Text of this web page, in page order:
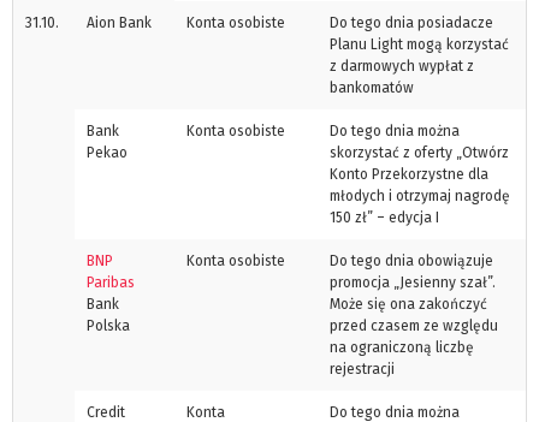
31.10. Aion Bank Konta osobiste
Do tego dnia posiadacze
Planu Light mogą korzystać
z darmowych wypłat z
bankomatów
Bank
Pekao
Konta osobiste
Do tego dnia można
skorzystać z oferty „Otwórz
Konto Przekorzystne dla
młodych i otrzymaj nagrodę
150 zł” – edycja I
BNP
Paribas
Bank
Polska
Konta osobiste
Do tego dnia obowiązuje
promocja „Jesienny szał”.
Może się ona zakończyć
przed czasem ze względu
na ograniczoną liczbę
rejestracji
Credit
Konta
Do tego dnia można